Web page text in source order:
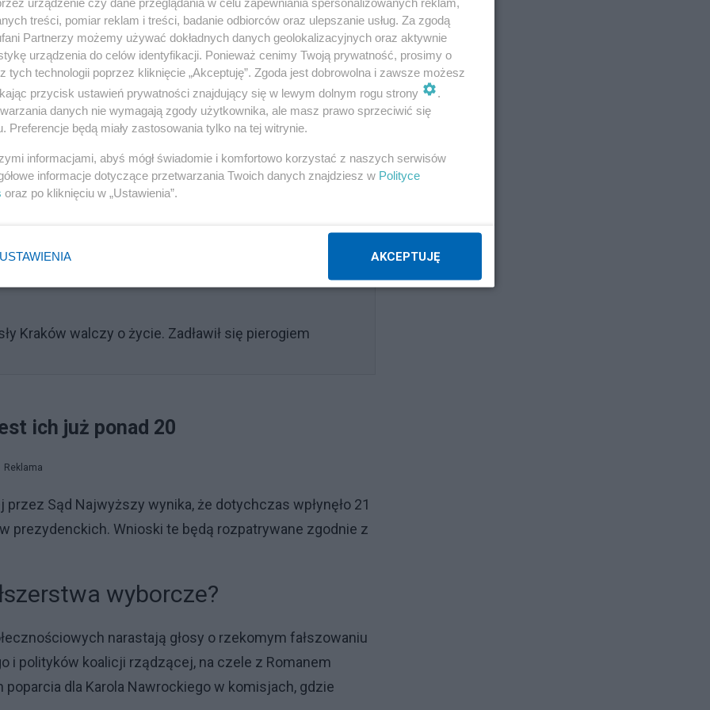
głosów budzi pytania
Reklama
stwierdził w piątek, że oczekuje rzetelnego
Zwrócił uwagę m.in. na drastyczne różnice
o 200 proc. przyrostu głosów na jednego kandydata w
wydaje się to dość nieprawdopodobne –
Kraków walczy o życie. Zadławił się pierogiem
ich już ponad 20
Reklama
Sąd Najwyższy wynika, że dotychczas wpłynęło 21
Wnioski te będą rozpatrywane zgodnie z
wyborcze?
narastają głosy o rzekomym fałszowaniu
i polityków koalicji rządzącej, na czele z Romanem
dla Karola Nawrockiego w komisjach, gdzie
treści, pomiar reklam i treści, badanie odbiorców oraz ulepszanie usług. Za zgodą
Partnerzy możemy używać dokładnych danych geolokalizacyjnych oraz aktywnie
urządzenia do celów identyfikacji. Ponieważ cenimy Twoją prywatność, prosimy o
tych technologii poprzez kliknięcie „Akceptuję”. Zgoda jest dobrowolna i zawsze możesz
przycisk ustawień prywatności znajdujący się w lewym dolnym rogu strony
.
danych nie wymagają zgody użytkownika, ale masz prawo sprzeciwić się
Preferencje będą miały zastosowania tylko na tej witrynie.
informacjami, abyś mógł świadomie i komfortowo korzystać z naszych serwisów
informacje dotyczące przetwarzania Twoich danych znajdziesz w Polityce
oraz po kliknięciu w „Ustawienia”.
USTAWIENIA AKCEPTUJĘ